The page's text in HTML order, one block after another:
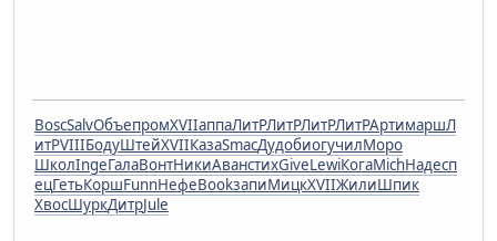
BoscSalvОбъепромXVIIаппаЛитРЛитРЛитРЛитРАртимаршЛ
итРVIIIБодуШтейXVIIКазаSmacДудобиогучилМоро
ШколIngeГалаВонтНикиАванстихGiveLewiКогаMichНадесп
ецГетьКоршFunnНефеBookзапиМицкXVIIЖилиШпик
ХвосШуркДитрJule